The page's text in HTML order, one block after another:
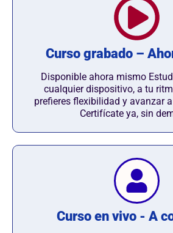
Curso grabado –
Disponible ahora mismo
cualquier dispositivo, a tu
prefieres flexibilidad y avanzar
Certifícate ya, sin
Curso en vivo - A